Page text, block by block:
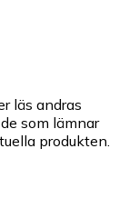
läs andras
som lämnar
produkten.